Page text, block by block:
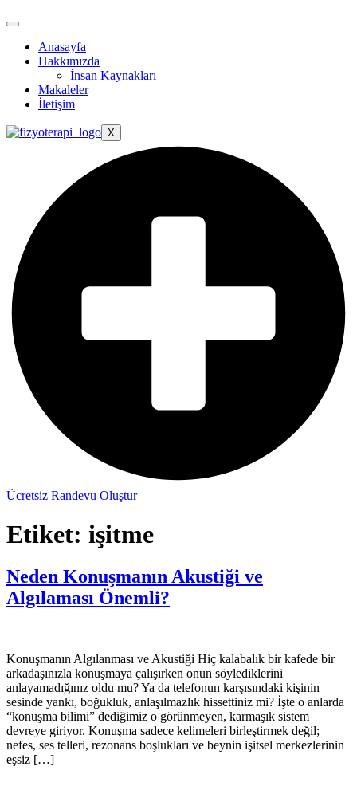
Anasayfa
Hakkımızda
İnsan Kaynakları
Makaleler
İletişim
X
Ücretsiz Randevu Oluştur
Etiket: işitme
Neden Konuşmanın Akustiği ve
Algılaması Önemli?
Konuşmanın Algılanması ve Akustiği Hiç kalabalık bir kafede bir
arkadaşınızla konuşmaya çalışırken onun söylediklerini
anlayamadığınız oldu mu? Ya da telefonun karşısındaki kişinin
sesinde yankı, boğukluk, anlaşılmazlık hissettiniz mi? İşte o anlarda
“konuşma bilimi” dediğimiz o görünmeyen, karmaşık sistem
devreye giriyor. Konuşma sadece kelimeleri birleştirmek değil;
nefes, ses telleri, rezonans boşlukları ve beynin işitsel merkezlerinin
eşsiz […]